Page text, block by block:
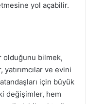
yol açabilir.
olduğunu bilmek,
ve evini
için büyük
değişimler, hem